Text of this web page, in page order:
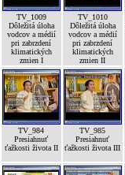
TV_1009
Dôležitá úloha
vodcov a médií
pri zabrzdení
klimatických
zmien I
TV_1010
Dôležitá úloha
vodcov a médií
pri zabrzdení
klimatických
zmien II
TV_984
Presiahnuť
ťažkosti života II
TV_985
Presiahnuť
ťažkosti života III